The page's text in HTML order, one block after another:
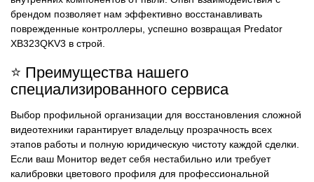
брендом позволяет нам эффективно восстанавливать
поврежденные контроллеры, успешно возвращая Predator
XB323QKV3 в строй.
⭐ Преимущества нашего
специализированного сервиса
Выбор профильной организации для восстановления сложной
видеотехники гарантирует владельцу прозрачность всех
этапов работы и полную юридическую чистоту каждой сделки.
Если ваш Монитор ведет себя нестабильно или требует
калибровки цветового профиля для профессиональной